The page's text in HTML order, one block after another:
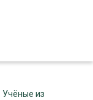
Учёные из